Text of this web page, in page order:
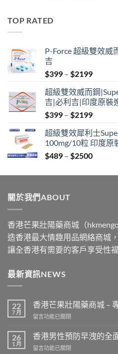
TOP RATED
P-Force 超級雙效威
吉
$399 – $2199Price
$399
$2199
超級雙效威而鋼
吉|必利吉|印度原裝
$399 – $2199Price
$399
$2199
超級雙效犀利士
100mg/10粒 印度原
$489 – $2500Price
$489
關於我們ABOUT
香港芒果壯陽藥商城（
造香港最大情趣用品網絡商城
讓全香港有需要的客戶享受性
最新資訊NEWS
22
7 月
香港芒果壯陽藥商城 –
在
港
芒
果
留言功能已關閉
26
1 月
香港男性預防早洩的全
在
留言功能已關閉